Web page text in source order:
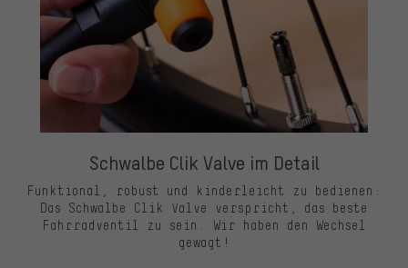
Schwalbe Clik Valve im Detail
Funktional, robust und kinderleicht zu bedienen:
Das Schwalbe Clik Valve verspricht, das beste
Fahrradventil zu sein. Wir haben den Wechsel
gewagt!